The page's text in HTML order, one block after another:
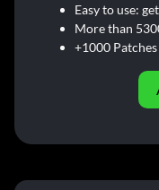
Easy to use:
More than
+1000